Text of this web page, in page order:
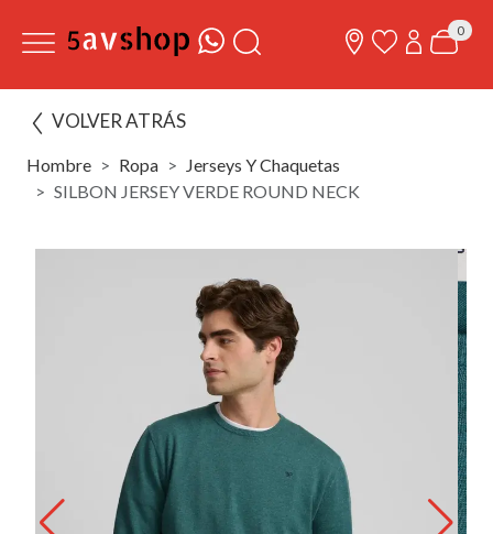
0
VOLVER ATRÁS
Hombre Ropa
Jerseys Y Chaquetas
SILBON JERSEY VERDE ROUND NECK